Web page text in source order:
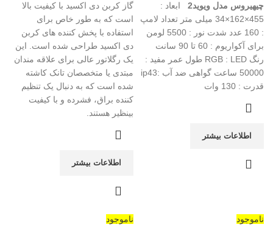
چیهیروس مدل ویوید2
ابعاد :
455×162×34 میلی متر تعداد لامپ
: 160 عدد شدت نور : 5500 لومن
برای آکواریوم : 60 تا 90 سانت
رنگ RGB : LED طول عمر مفید :
50000 ساعت گواهی ضد آب :ip43
قدرت : 130 وات
اطلاعات بیشتر
گاز کربن دی اکسید با کیفیت بالا
است که به طور خاص برای
استفاده با پخش کننده های کربن
دی اکسید طراحی شده است. این
یک رگلاتور عالی برای علاقه مندان
مبتدی یا متخصصان تانک کاشته
شده است که به دنبال یک تنظیم
کننده براق، فشرده و با کیفیت
بینظیر هستند.
اطلاعات بیشتر
ناموجود ناموجود